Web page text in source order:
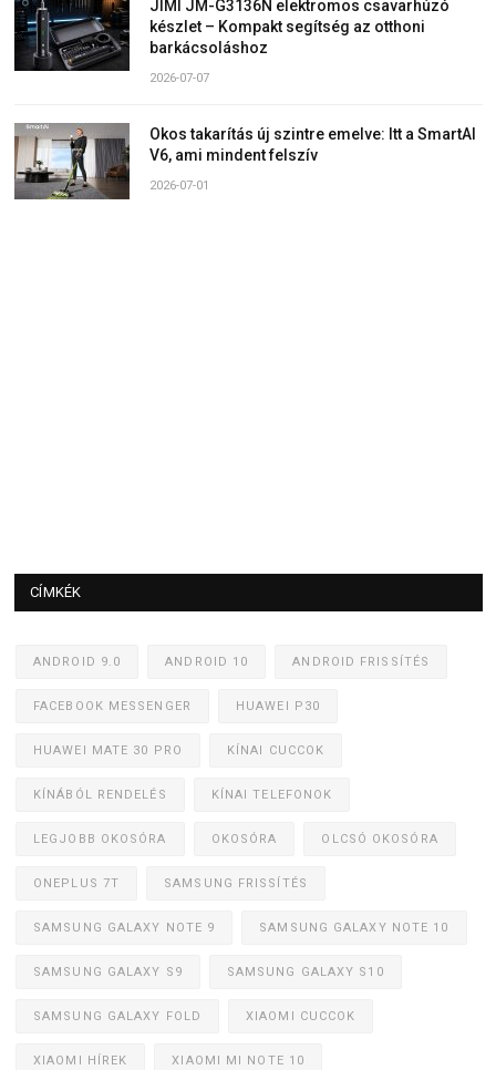
JIMI JM-G3136N elektromos csavarhúzó
készlet – Kompakt segítség az otthoni
barkácsoláshoz
2026-07-07
Okos takarítás új szintre emelve: Itt a SmartAI
V6, ami mindent felszív
2026-07-01
CÍMKÉK
ANDROID 9.0 ANDROID 10 ANDROID FRISSÍTÉS
FACEBOOK MESSENGER HUAWEI P30
HUAWEI MATE 30 PRO KÍNAI CUCCOK
KÍNÁBÓL RENDELÉS KÍNAI TELEFONOK
LEGJOBB OKOSÓRA OKOSÓRA OLCSÓ OKOSÓRA
ONEPLUS 7T SAMSUNG FRISSÍTÉS
SAMSUNG GALAXY NOTE 9 SAMSUNG GALAXY NOTE 10
SAMSUNG GALAXY S9 SAMSUNG GALAXY S10
SAMSUNG GALAXY FOLD XIAOMI CUCCOK
XIAOMI HÍREK XIAOMI MI NOTE 10